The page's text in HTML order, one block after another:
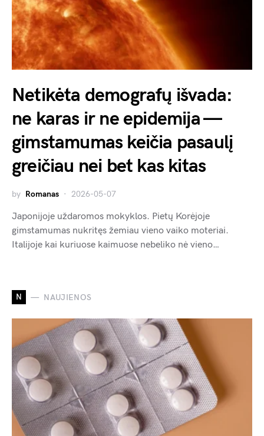
Netikėta demografų išvada:
ne karas ir ne epidemija —
gimstamumas keičia pasaulį
greičiau nei bet kas kitas
by Romanas 2026-05-07
Japonijoje uždaromos mokyklos. Pietų Korėjoje
gimstamumas nukritęs žemiau vieno vaiko moteriai.
Italijoje kai kuriuose kaimuose nebeliko nė vieno…
N NAUJIENOS